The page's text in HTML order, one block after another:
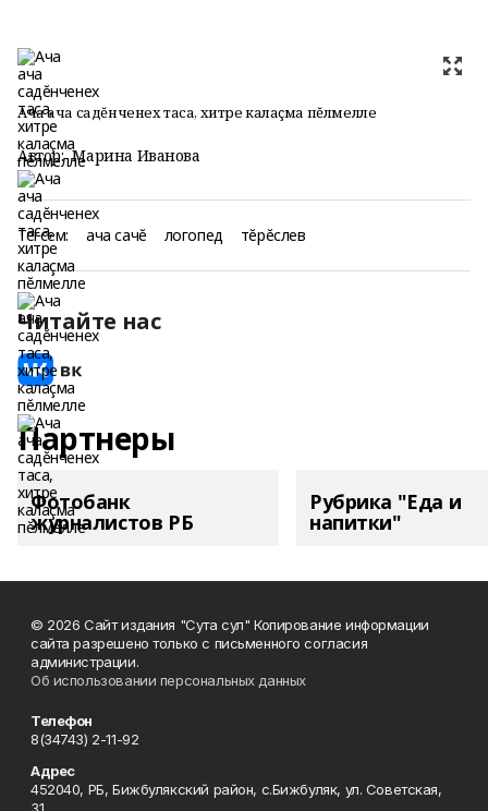
Ача ача садĕнченех таса, хитре калаçма пĕлмелле
Автор: Марина Иванова
Тегсем: ача сачĕ логопед тĕрĕслев
Читайте нас
Партнеры
Фотобанк
журналистов РБ
Рубрика "Еда и
напитки"
© 2026 Сайт издания "Сута сул" Копирование информации
сайта разрешено только с письменного согласия
администрации.
Об использовании персональных данных
Телефон
8(34743) 2-11-92
Адрес
452040, РБ, Бижбулякский район, с.Бижбуляк, ул. Советская,